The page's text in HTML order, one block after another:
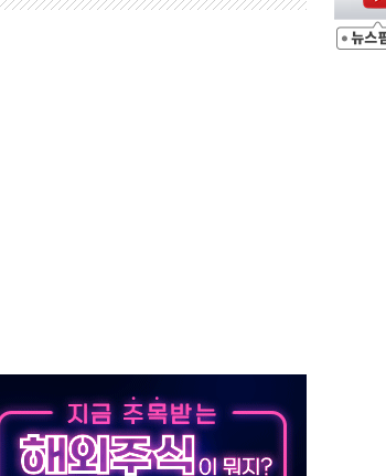
소방청 119안심콜 영문 영상 제작
계 전국 확대 점검
원 인사제도 안내서 발간
위신고에 배신 사과 안 해"
상담 제공
국경 아닌 '식문화 장벽'
전망 부각
2종 출시